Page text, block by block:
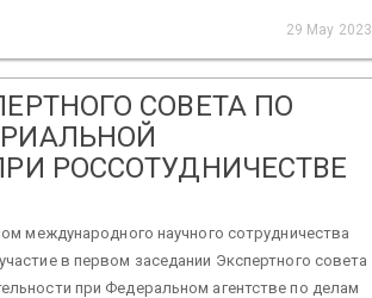
29 May 2023
СОВЕТА ПО
РОССОТУДНИЧЕСТВЕ
международного научного сотрудничества
в первом заседании Экспертного совета
при Федеральном агентстве по делам